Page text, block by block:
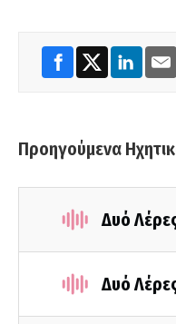
Προηγούμενα
Δυό
Δυό